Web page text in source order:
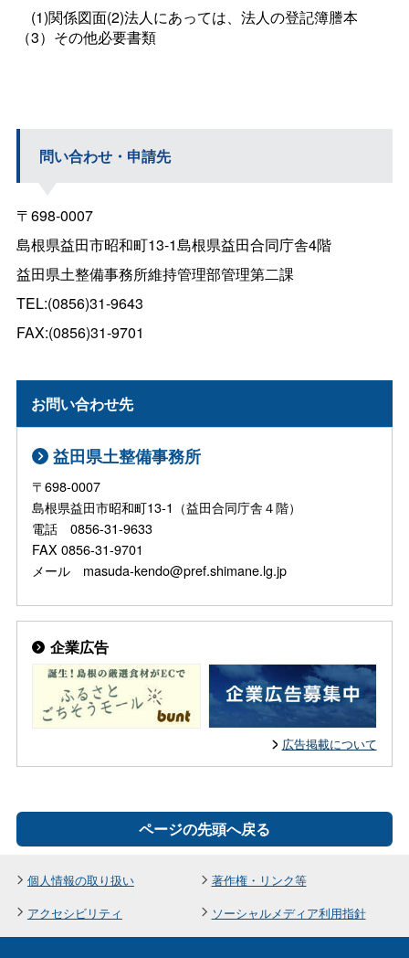
(1)関係図面(2)法人にあっては、法人の登記簿謄本
（3）その他必要書類
問い合わせ・申請先
〒698-0007
島根県益田市昭和町13-1島根県益田合同庁舎4階
益田県土整備事務所維持管理部管理第二課
TEL:(0856)31-9643
FAX:(0856)31-9701
お問い合わせ先
益田県土整備事務所
〒698-0007
島根県益田市昭和町13-1（益田合同庁舎４階）
電話 0856-31-9633
FAX 0856-31-9701
メール masuda-kendo@pref.shimane.lg.jp
企業広告
広告掲載について
ページの先頭へ戻る
個人情報の取り扱い
著作権・リンク等
アクセシビリティ
ソーシャルメディア利用指針